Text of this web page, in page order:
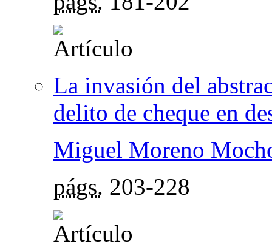
La invasión del
delito de cheque en
Miguel Moreno
págs. 203-228